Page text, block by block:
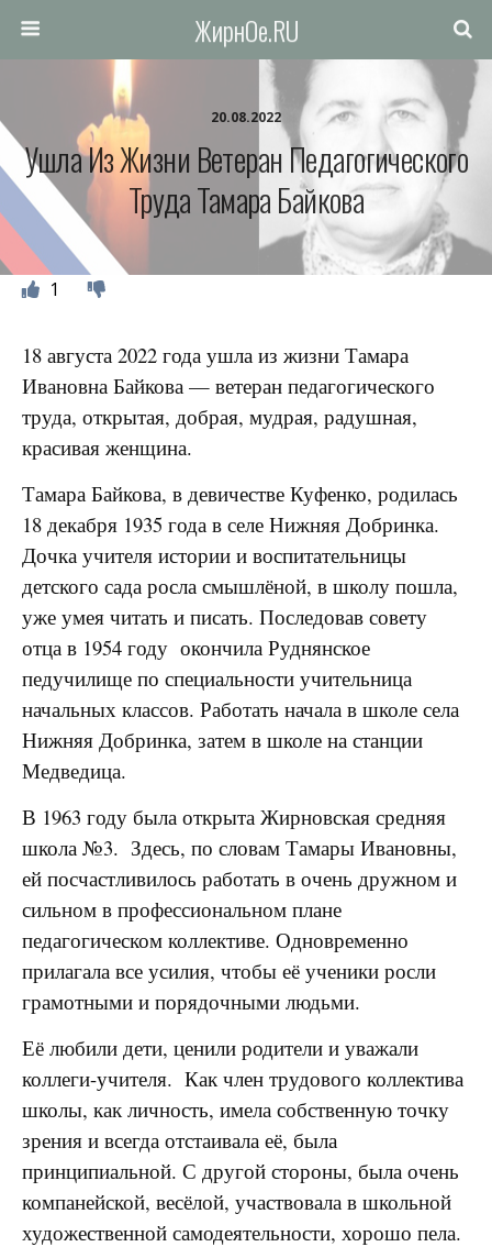
ЖирнОе.RU
20.08.2022
Ушла Из Жизни Ветеран Педагогического
Труда Тамара Байкова
1
18 августа 2022 года ушла из жизни Тамара
Ивановна Байкова — ветеран педагогического
труда, открытая, добрая, мудрая, радушная,
красивая женщина.
Тамара Байкова, в девичестве Куфенко, родилась
18 декабря 1935 года в селе Нижняя Добринка.
Дочка учителя истории и воспитательницы
детского сада росла смышлёной, в школу пошла,
уже умея читать и писать. Последовав совету
отца в 1954 году окончила Руднянское
педучилище по специальности учительница
начальных классов. Работать начала в школе села
Нижняя Добринка, затем в школе на станции
Медведица.
В 1963 году была открыта Жирновская средняя
школа №3. Здесь, по словам Тамары Ивановны,
ей посчастливилось работать в очень дружном и
сильном в профессиональном плане
педагогическом коллективе. Одновременно
прилагала все усилия, чтобы её ученики росли
грамотными и порядочными людьми.
Её любили дети, ценили родители и уважали
коллеги-учителя. Как член трудового коллектива
школы, как личность, имела собственную точку
зрения и всегда отстаивала её, была
принципиальной. С другой стороны, была очень
компанейской, весёлой, участвовала в школьной
художественной самодеятельности, хорошо пела.